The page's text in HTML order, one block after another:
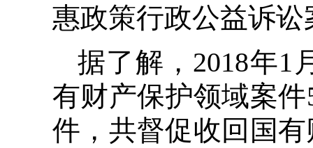
惠政策行政公益诉讼
据了解，2018年1
有财产保护领域案
件，共督促收回国